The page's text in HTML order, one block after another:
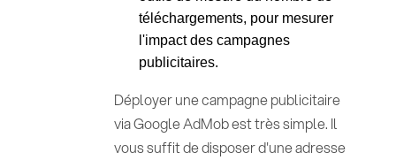
téléchargements, pour mesurer
l'impact des campagnes
publicitaires.
Déployer une campagne publicitaire
via Google AdMob est très simple. Il
vous suffit de disposer d'une adresse